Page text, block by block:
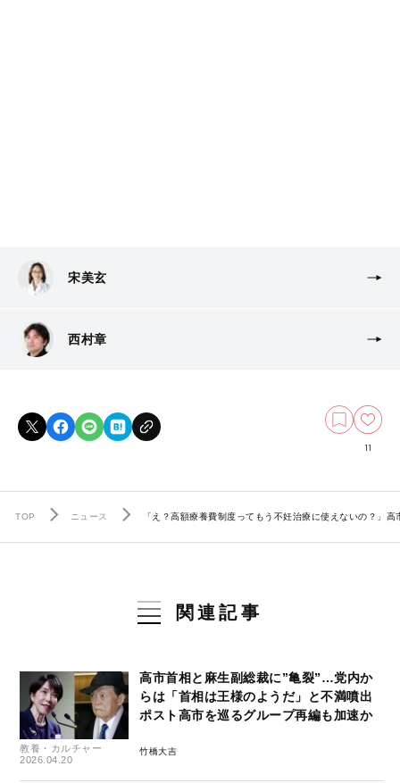
宋美玄
西村章
11
TOP ニュース 「え？高額療養費制度ってもう不妊治療に使えないの？」
関連記事
教養・カルチャー
2026.04.20
高市首相と麻生副総裁に”亀裂”…党内か
らは「首相は王様のようだ」と不満噴出
ポスト高市を巡るグループ再編も加速か
竹橋大吉